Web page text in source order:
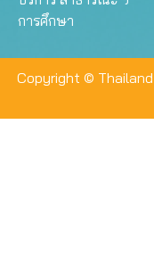
การศึกษา
Copyright ©